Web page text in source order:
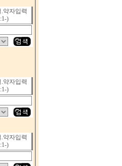
약자입력
)
약자입력
)
약자입력
)